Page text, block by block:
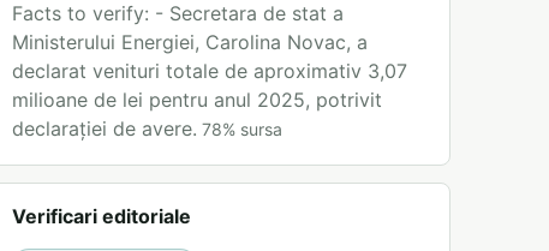
Facts to verify: - Secretara de stat a
Ministerului Energiei, Carolina Novac, a
declarat venituri totale de aproximativ 3,07
milioane de lei pentru anul 2025, potrivit
declarației de avere. 78% sursa
Verificari editoriale